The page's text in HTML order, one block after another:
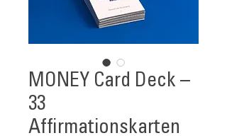
MONEY Card Deck –
33
Affirmationskarten